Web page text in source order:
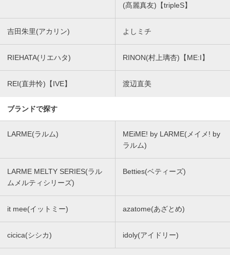
(髙麗真友)【tripleS】
吉田朱里(アカリン) よしミチ
RIEHATA(リエハタ) RINON(村上璃杏)【ME:I】
REI(直井怜)【IVE】 渡辺直美
ブランドで探す
LARME(ラルム)
MEiME! by LARME(メイメ! by
ラルム)
LARME MELTY SERIES(ラル
ムメルティシリーズ)
Betties(ベティーズ)
it mee(イットミー) azatome(あざとめ)
cicica(シシカ) idoly(アイドリー)